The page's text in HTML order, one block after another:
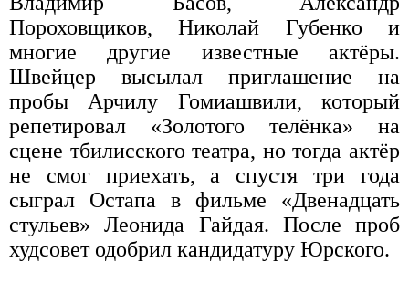
Пороховщиков, Николай Губенко и
многие другие известные актёры.
Швейцер высылал приглашение на
пробы Арчилу Гомиашвили, который
репетировал «Золотого телёнка» на
сцене тбилисского театра, но тогда актёр
не смог приехать, а спустя три года
сыграл Остапа в фильме «Двенадцать
стульев» Леонида Гайдая. После проб
худсовет одобрил кандидатуру Юрского.